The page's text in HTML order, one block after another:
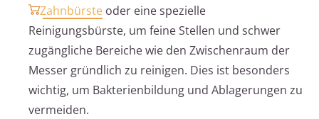
Zahnbürste oder eine spezielle
Reinigungsbürste, um feine Stellen und schwer
zugängliche Bereiche wie den Zwischenraum der
Messer gründlich zu reinigen. Dies ist besonders
wichtig, um Bakterienbildung und Ablagerungen zu
vermeiden.